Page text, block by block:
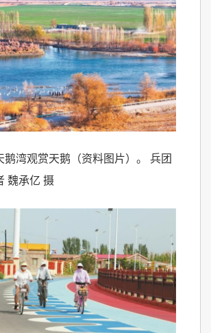
鹅湾观赏天鹅（资料图片）。 兵团
魏承亿 摄